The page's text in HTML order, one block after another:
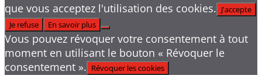
que vous acceptez l'utilisation des cookies. J'accepte
Je refuse
En savoir plus
Vous pouvez révoquer votre consentement à tout
moment en utilisant le bouton « Révoquer le
consentement ». Révoquer les cookies